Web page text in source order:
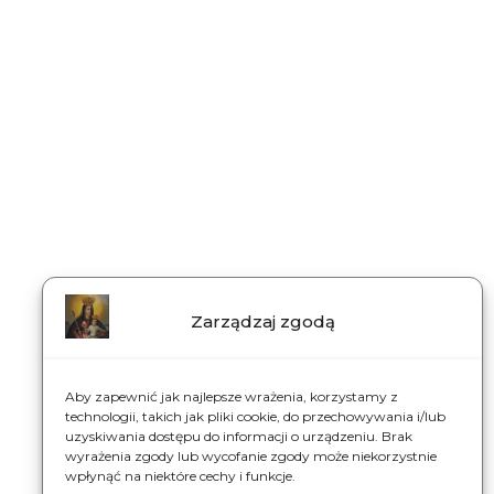
Zarządzaj zgodą
Aby zapewnić jak najlepsze wrażenia, korzystamy z
technologii, takich jak pliki cookie, do przechowywania i/lub
uzyskiwania dostępu do informacji o urządzeniu. Brak
wyrażenia zgody lub wycofanie zgody może niekorzystnie
wpłynąć na niektóre cechy i funkcje.